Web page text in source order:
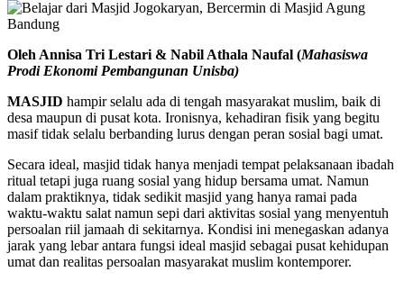
Oleh Annisa Tri Lestari & Nabil Athala Naufal (Mahasiswa
Prodi Ekonomi Pembangunan Unisba)
MASJID hampir selalu ada di tengah masyarakat muslim, baik di
desa maupun di pusat kota. Ironisnya, kehadiran fisik yang begitu
masif tidak selalu berbanding lurus dengan peran sosial bagi umat.
Secara ideal, masjid tidak hanya menjadi tempat pelaksanaan ibadah
ritual tetapi juga ruang sosial yang hidup bersama umat. Namun
dalam praktiknya, tidak sedikit masjid yang hanya ramai pada
waktu-waktu salat namun sepi dari aktivitas sosial yang menyentuh
persoalan riil jamaah di sekitarnya. Kondisi ini menegaskan adanya
jarak yang lebar antara fungsi ideal masjid sebagai pusat kehidupan
umat dan realitas persoalan masyarakat muslim kontemporer.